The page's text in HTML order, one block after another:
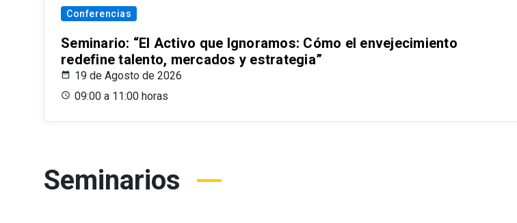
Conferencias
Seminario: “El Activo que Ignoramos: Cómo el envejecimiento
redefine talento, mercados y estrategia”
19 de Agosto de 2026
09:00 a 11:00 horas
Seminarios